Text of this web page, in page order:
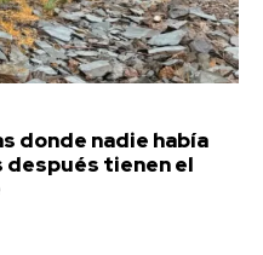
donde nadie había
después tienen el